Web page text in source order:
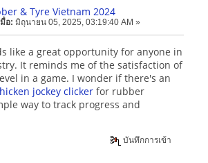
& Tyre Vietnam 2024
อ: มิถุนายน 05, 2025, 03:19:40 AM »
like a great opportunity for anyone in
It reminds me of the satisfaction of
in a game. I wonder if there's an
jockey clicker for rubber
way to track progress and
บันทึกการเข้า